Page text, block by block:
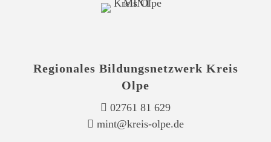
Regionales Bildungsnetzwerk Kreis
Olpe
02761 81 629
mint@kreis-olpe.de